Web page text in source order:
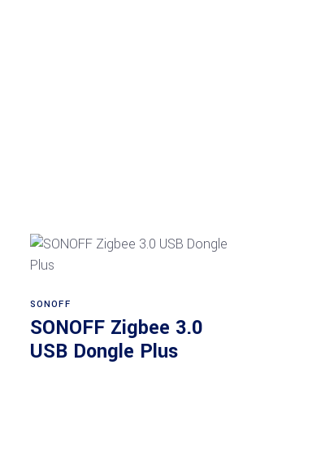
SONOFF
SONOFF Zigbee 3.0
USB Dongle Plus